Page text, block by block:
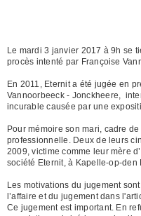
Le mardi 3 janvier 2017 à 9h se
procès intenté par Françoise
En 2011, Eternit a été jugée en
Vannoorbeeck - Jonckheere,
incurable causée par une
Pour mémoire son mari, cadre
professionnelle. Deux de leurs
2009, victime comme leur mère
société Eternit, à Kapelle-op-den
Les motivations du jugement
l’affaire et du jugement dans
Ce jugement est important. En